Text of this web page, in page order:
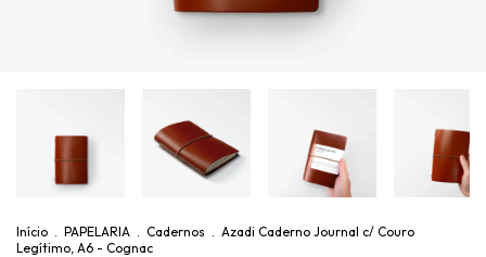
Início . PAPELARIA . Cadernos . Azadi Caderno Journal c/ Couro
Legítimo, A6 - Cognac